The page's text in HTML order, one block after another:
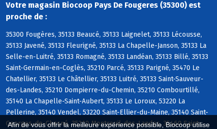
Afin de vous offrir la meilleure expérience possible, Biocoop utilise
Votre magasin Biocoop Pays De Fougeres (35300) est
proche de :
35300 Fougères, 35133 Beaucé, 35133 Laignelet, 35133 Lécousse,
35133 Javené, 35133 Fleurigné, 35133 La Chapelle-Janson, 35133 La
Selle-en-Luitré, 35133 Romagné, 35133 Landéan, 35133 Billé, 35133
Saint-Germain-en-Coglès, 35210 Parcé, 35133 Parigné, 35470 Le
Chatellier, 35133 Le Châtellier, 35133 Luitré, 35133 Saint-Sauveur-
des-Landes, 35210 Dompierre-du-Chemin, 35210 Combourtillé,
35140 La Chapelle-Saint-Aubert, 35133 Le Loroux, 53220 La
Pellerine, 35140 Vendel, 53220 Saint-Ellier-du-Maine, 35140 Saint-
Georges-de-Chesné, 35210 Montreuil-des-Landes, 35460 Saint-